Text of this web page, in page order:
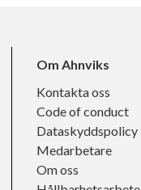
Om Ahnviks
Kontakta oss
Code of conduct
Dataskyddspolicy
Medarbetare
Om oss